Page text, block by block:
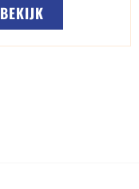
BEKIJK